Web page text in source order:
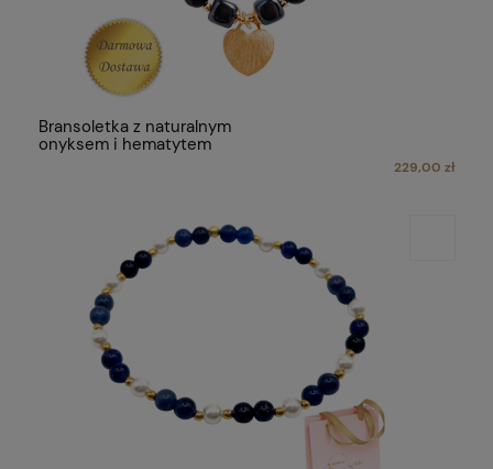
Bransoletka z naturalnym
onyksem i hematytem
229,00 zł